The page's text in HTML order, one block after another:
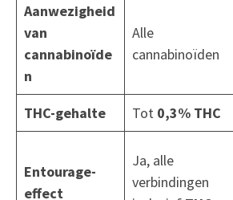
Aanwezigheid
van
cannabinoïde
n
Alle
cannabinoïden
THC-gehalte Tot 0,3% THC
Entourage-
effect
Ja, alle
verbindingen